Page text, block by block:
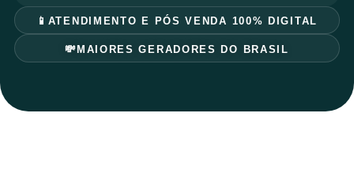
📱ATENDIMENTO E PÓS VENDA 100% DIGITAL
💸MAIORES GERADORES DO BRASIL